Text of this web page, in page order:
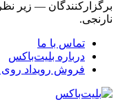
برگزارکنندگان — زیر
نارنجی.
تماس با ما
درباره بلیت‌باکس
فروش رویداد